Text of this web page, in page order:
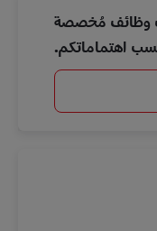
وظائف مُخصصة
اهتماماتكم.